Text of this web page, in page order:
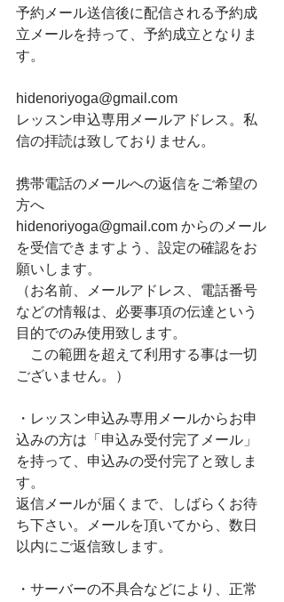
予約メール送信後に配信される予約成
立メールを持って、予約成立となりま
す。
hidenoriyoga@gmail.com
レッスン申込専用メールアドレス。私
信の拝読は致しておりません。
携帯電話のメールへの返信をご希望の
方へ
hidenoriyoga@gmail.com からのメール
を受信できますよう、設定の確認をお
願いします。
（お名前、メールアドレス、電話番号
などの情報は、必要事項の伝達という
目的でのみ使用致します。
この範囲を超えて利用する事は一切
ございません。）
・レッスン申込み専用メールからお申
込みの方は「申込み受付完了メール」
を持って、申込みの受付完了と致しま
す。
返信メールが届くまで、しばらくお待
ち下さい。メールを頂いてから、数日
以内にご返信致します。
・サーバーの不具合などにより、正常